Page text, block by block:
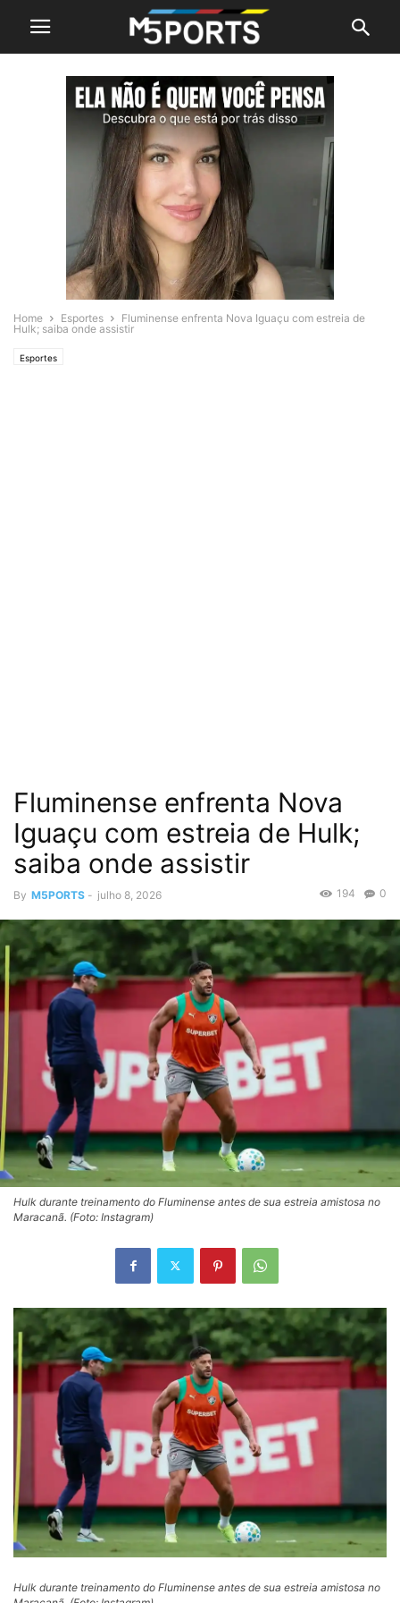
Home Esportes
Fluminense enfrenta Nova Iguaçu com estreia de
Hulk; saiba onde assistir
Esportes
Fluminense enfrenta Nova
Iguaçu com estreia de Hulk;
saiba onde assistir
By M5PORTS - julho 8, 2026 0
194
Hulk durante treinamento do Fluminense antes de sua estreia amistosa no
Maracanã. (Foto: Instagram)
Hulk durante treinamento do Fluminense antes de sua estreia amistosa no